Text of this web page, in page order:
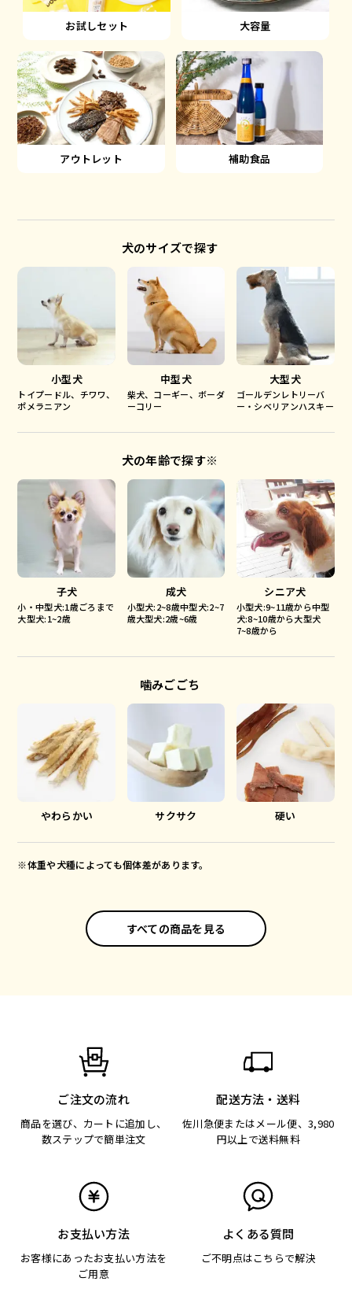
お試しセット 大容量
アウトレット 補助食品
犬のサイズで探す
小型犬
トイプードル、チワワ、
ポメラニアン
中型犬
柴犬、コーギー、ボーダ
ーコリー
大型犬
ゴールデンレトリーバ
ー・シベリアンハスキー
犬の年齢で探す※
子犬
小・中型犬:1歳ごろまで
大型犬:1~2歳
成犬
小型犬:2~8歳中型犬:2~7
歳大型犬:2歳~6歳
シニア犬
小型犬:9~11歳から中型
犬:8~10歳から大型犬
7~8歳から
噛みごごち
やわらかい サクサク 硬い
※体重や犬種によっても個体差があります。
すべての商品を見る
ご注文の流れ
商品を選び、カートに追加し、
数ステップで簡単注文
配送方法・送料
佐川急便またはメール便、3,980
円以上で送料無料
お支払い方法
お客様にあったお支払い方法を
ご用意
よくある質問
ご不明点はこちらで解決